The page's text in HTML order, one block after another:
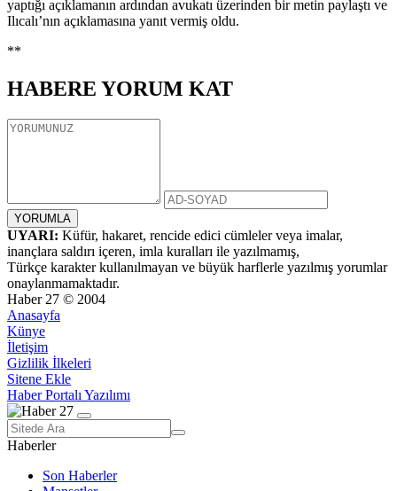
yaptığı açıklamanın ardından avukatı üzerinden bir metin paylaştı ve
Ilıcalı’nın açıklamasına yanıt vermiş oldu.
**
HABERE YORUM KAT
UYARI: Küfür, hakaret, rencide edici cümleler veya imalar,
inançlara saldırı içeren, imla kuralları ile yazılmamış,
Türkçe karakter kullanılmayan ve büyük harflerle yazılmış yorumlar
onaylanmamaktadır.
Haber 27 © 2004
Anasayfa
Künye
İletişim
Gizlilik İlkeleri
Sitene Ekle
Haber Portalı Yazılımı
Haberler
Son Haberler